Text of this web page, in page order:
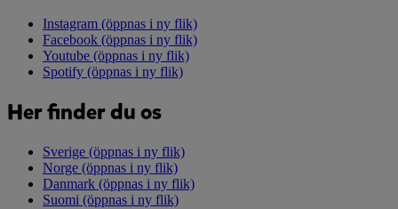
Instagram (öppnas i ny flik)
Facebook (öppnas i ny flik)
Youtube (öppnas i ny flik)
Spotify (öppnas i ny flik)
Her finder du os
Sverige (öppnas i ny flik)
Norge (öppnas i ny flik)
Danmark (öppnas i ny flik)
Suomi (öppnas i ny flik)